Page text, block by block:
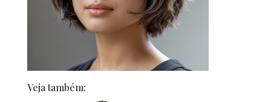
Veja também: